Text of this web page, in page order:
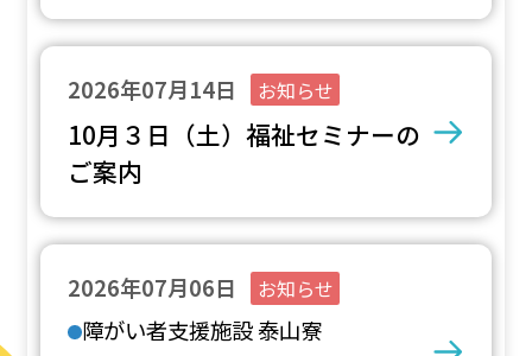
2026年07月14日 お知らせ
10月３日（土）福祉セミナーの
ご案内
2026年07月06日 お知らせ
障がい者支援施設 泰山寮